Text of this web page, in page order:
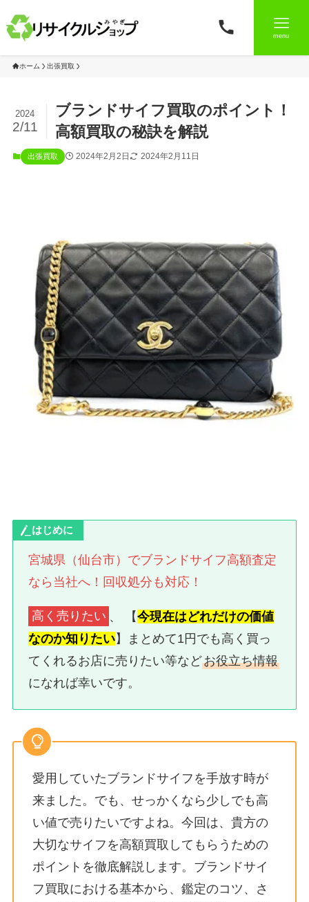
menu
ホーム 出張買取
ブランドサイフ買取のポイント！
高額買取の秘訣を解説
2024
2/11
出張買取 2024年2月2日 2024年2月11日
はじめに
宮城県（仙台市）でブランドサイフ高額査定
なら当社へ！ 回収処分も対応！
高く売りたい 、 【今現在はどれだけの価値
なのか知りたい】まとめて1円でも高く買っ
てくれるお店に売りたい等などお役立ち情報
になれば幸いです。
愛用していたブランドサイフを手放す時が
来ました。でも、せっかくなら少しでも高
い値で売りたいですよね。今回は、貴方の
大切なサイフを高額買取してもらうための
ポイントを徹底解説します。ブランドサイ
フ買取における基本から、鑑定のコツ、さ